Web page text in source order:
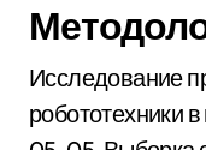
Исследование проводилось в Центр анализа
робототехники